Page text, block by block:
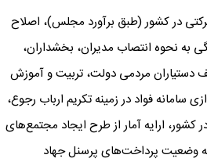
تکلیف تعداد ۱۸۰ هزار نیروی مستقیم شرکتی در کشور (طبق برآورد مجلس)، اصلاح
به نحوه انتصاب مدیران، بخشداران،
دستیاران مردمی دولت، تربیت و آموزش
سامانه فواد در زمینه تکریم ارباب رجوع،
کشور، ارایه آمار از طرح ایجاد مجتمع‌های
به وضعیت پرداخت‌های پرسنل جهاد